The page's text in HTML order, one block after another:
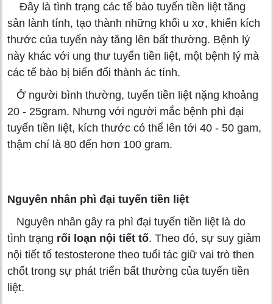
Đây là tình trạng các tế bào tuyến tiền liệt tăng
sản lành tính, tạo thành những khối u xơ, khiến kích
thước của tuyến này tăng lên bất thường. Bệnh lý
này khác với ung thư tuyến tiền liệt, một bệnh lý mà
các tế bào bị biến đổi thành ác tính.
Ở người bình thường, tuyến tiền liệt nặng khoảng
20 - 25gram. Nhưng với người mắc bệnh phì đại
tuyến tiền liệt, kích thước có thể lên tới 40 - 50 gam,
thậm chí là 80 đến hơn 100 gram.
Nguyên nhân phì đại tuyến tiền liệt
Nguyên nhân gây ra phì đại tuyến tiền liệt là do
tình trạng rối loạn nội tiết tố. Theo đó, sự suy giảm
nội tiết tố testosterone theo tuổi tác giữ vai trò then
chốt trong sự phát triển bất thường của tuyến tiền
liệt.